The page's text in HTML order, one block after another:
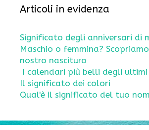
Articoli in evidenza
Significato degli anniversari di
Maschio o femmina?
nostro nascituro
I calendari più belli degli ultimi
Il significato dei colori
Qual'è il significato del tuo